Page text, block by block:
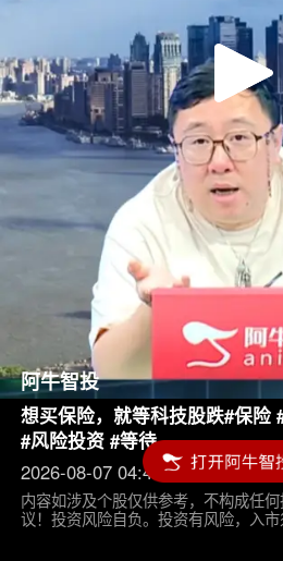
Play
Video
阿牛智投
想买保险，就等科技股跌#保险
#风险投资 #等待
2026-08-07 04:45
内容如涉及个股仅供参考，不构成任
议！投资风险自负。投资有风险，入市